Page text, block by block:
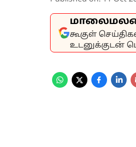
கூகுள்
உடனுக்குடன்